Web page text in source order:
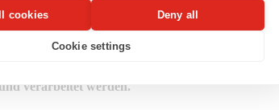
verarbeitet werden.
cookies Deny all
Cookie settings